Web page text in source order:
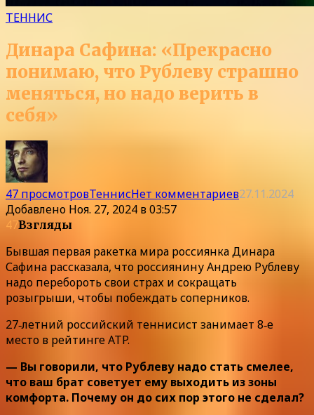
ТЕННИС
Динара Сафина: «Прекрасно
понимаю, что Рублеву страшно
меняться, но надо верить в
себя»
47 просмотровТеннисНет комментариев27.11.2024
Добавлено Ноя. 27, 2024 в 03:57
47Взгляды
Бывшая первая ракетка мира россиянка Динара
Сафина рассказала, что россиянину Андрею Рублеву
надо перебороть свои страх и сокращать
розыгрыши, чтобы побеждать соперников.
27‑летний российский теннисист занимает 8‑е
место в рейтинге ATP.
— Вы говорили, что Рублеву надо стать смелее,
что ваш брат советует ему выходить из зоны
комфорта. Почему он до сих пор этого не сделал?